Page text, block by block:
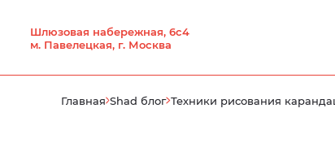
Шлюзовая набережная, 6с4
м. Павелецкая, г. Москва
Главная Shad блог Техники рисования